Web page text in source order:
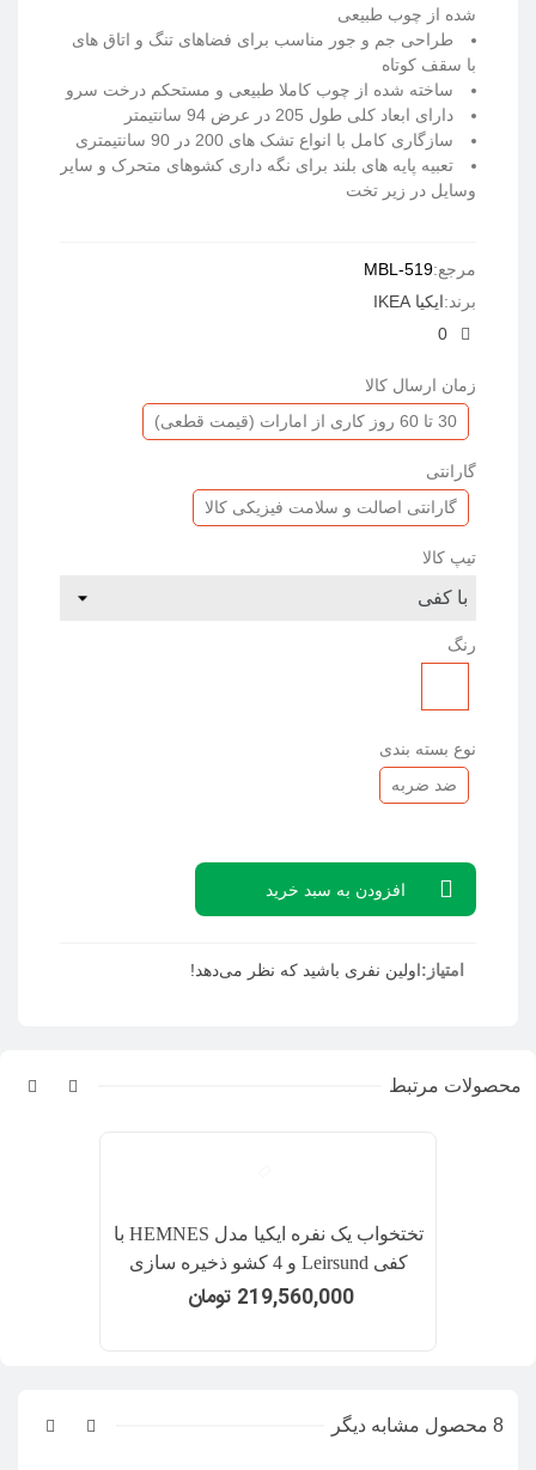
شده از چوب طبیعی
طراحی جم و جور مناسب برای فضاهای تنگ و اتاق های
با سقف کوتاه
ساخته شده از چوب کاملا طبیعی و مستحکم درخت سرو
دارای ابعاد کلی طول 205 در عرض 94 سانتیمتر
سازگاری کامل با انواع تشک های 200 در 90 سانتیمتری
تعبیه پایه های بلند برای نگه داری کشوهای متحرک و سایر
وسایل در زیر تخت
مرجع:MBL-519
برند:ایکیا IKEA
0
زمان ارسال کالا
30 تا 60 روز کاری از امارات (قیمت قطعی)
گارانتی
گارانتی اصالت و سلامت فیزیکی کالا
تیپ کالا
رنگ
نوع بسته بندی
ضد ضربه
افزودن به سبد خرید
امتیاز:اولین نفری باشید که نظر می‌دهد!
محصولات مرتبط
تختخواب یک نفره ایکیا مدل HEMNES با
کفی Leirsund و 4 کشو ذخیره سازی
عرض 180 سانتیمتر رنگ سفید219,560,000 تومان
8 محصول مشابه دیگر